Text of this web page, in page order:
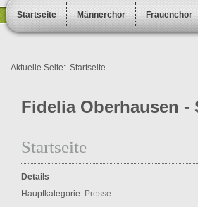
Startseite Männerchor Frauenchor
Aktuelle Seite: Startseite
Fidelia Oberhausen -
Startseite
Details
Hauptkategorie: Presse